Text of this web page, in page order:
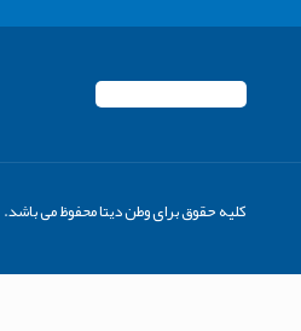
کلیه حقوق برای وطن دیتا محفوظ می باشد.